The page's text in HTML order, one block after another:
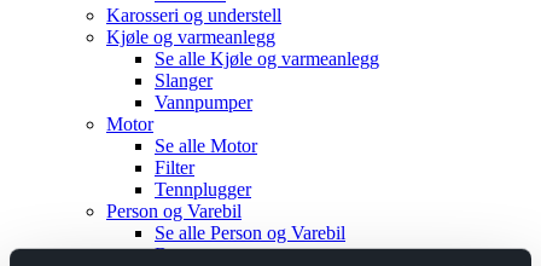
Karosseri og understell
Kjøle og varmeanlegg
Se alle Kjøle og varmeanlegg
Slanger
Vannpumper
Motor
Se alle Motor
Filter
Tennplugger
Person og Varebil
Se alle Person og Varebil
Brems